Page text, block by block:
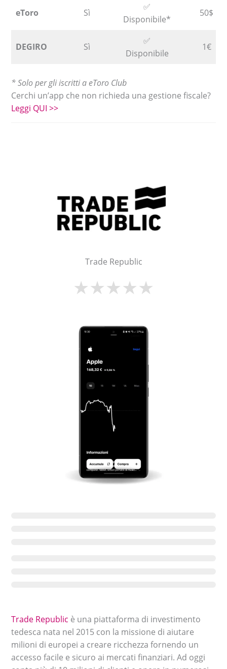
eToro Sì
✅
Disponibile*
50$
DEGIRO Sì
✅
Disponibile
1€
* Solo per gli iscritti a eToro Club
Cerchi un’app che non richieda una gestione fiscale?
Leggi QUI >>
Trade Republic
Trade Republic è una piattaforma di investimento
tedesca nata nel 2015 con la missione di aiutare
milioni di europei a creare ricchezza fornendo un
accesso facile e sicuro ai mercati finanziari. Ad oggi